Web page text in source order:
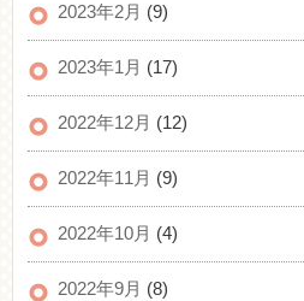
2023年2月 (9)
2023年1月 (17)
2022年12月 (12)
2022年11月 (9)
2022年10月 (4)
2022年9月 (8)